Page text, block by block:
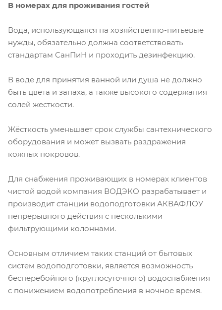
В номерах для проживания гостей
Вода, использующаяся на хозяйственно-питьевые
нужды, обязательно должна соответствовать
стандартам СанПиН и проходить дезинфекцию.
В воде для принятия ванной или душа не должно
быть цвета и запаха, а также высокого содержания
солей жесткости.
Жёсткость уменьшает срок службы сантехнического
оборудования и может вызвать раздражения
кожных покровов.
Для снабжения проживающих в номерах клиентов
чистой водой компания ВОДЭКО разрабатывает и
производит станции водоподготовки АКВАФЛОУ
непрерывного действия с несколькими
фильтрующими колоннами.
Основным отличием таких станций от бытовых
систем водоподготовки, является возможность
бесперебойного (круглосуточного) водоснабжения
с понижением водопотребления в ночное время.